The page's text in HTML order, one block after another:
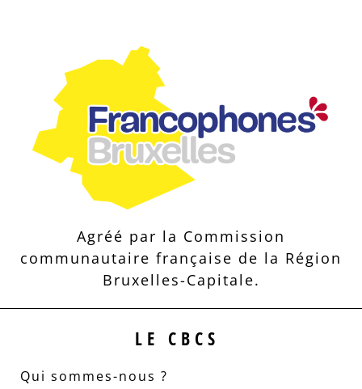
Agréé par la Commission
communautaire française de la Région
Bruxelles-Capitale.
LE CBCS
Qui sommes-nous ?